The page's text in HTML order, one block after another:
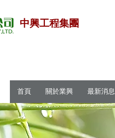
中興工程集團
首頁 關於業興 最新消息